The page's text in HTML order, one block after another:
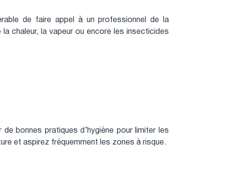
de faire appel à un professionnel de la
chaleur, la vapeur ou encore les insecticides
bonnes pratiques d’hygiène pour limiter les
et aspirez fréquemment les zones à risque.